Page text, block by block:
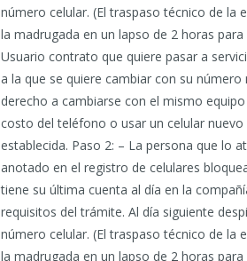
número celular. (El traspaso técnico de la
la madrugada en un lapso de 2 horas
Usuario contrato que quiere pasar a
a la que se quiere cambiar con su
derecho a cambiarse con el mismo
costo del teléfono o usar un celular
establecida. Paso 2: – La persona que lo
anotado en el registro de celulares
tiene su última cuenta al día en la
requisitos del trámite. Al día siguiente
número celular. (El traspaso técnico de la
la madrugada en un lapso de 2 horas